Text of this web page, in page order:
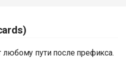
любому пути после префикса.